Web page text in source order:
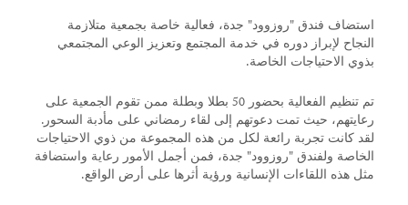
استضاف فندق "روزوود" جدة، فعالية خاصة بجمعية متلازمة
النجاح لإبراز دوره في خدمة المجتمع وتعزيز الوعي المجتمعي
بذوي الاحتياجات الخاصة.
تم تنظيم الفعالية بحضور 50 بطلا وبطلة ممن تقوم الجمعية على
رعايتهم، حيث تمت دعوتهم إلى لقاء رمضاني على مأدبة السحور.
لقد كانت تجربة رائعة لكل من هذه المجموعة من ذوي الاحتياجات
الخاصة ولفندق "روزوود" جدة، فمن أجمل الأمور رعاية واستضافة
مثل هذه اللقاءات الإنسانية ورؤية أثرها على أرض الواقع.